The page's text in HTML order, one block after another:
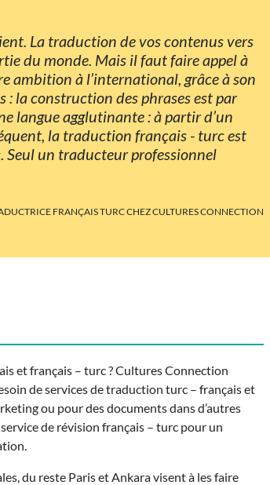
La traduction de vos contenus vers
du monde. Mais il faut faire appel à
ambition à l’international, grâce à son
: la construction des phrases est par
langue agglutinante : à partir d’un
la traduction français - turc est
Seul un traducteur professionnel
FRANÇAIS TURC CHEZ CULTURES CONNECTION
et français – turc ? Cultures Connection
de services de traduction turc – français et
ou pour des documents dans d’autres
de révision français – turc pour un
du reste Paris et Ankara visent à les faire